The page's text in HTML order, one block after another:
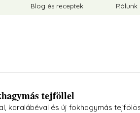
Blog és receptek Rólunk
tejföllel
karalábéval és új fokhagymás